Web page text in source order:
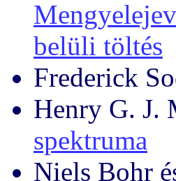
belüli töltés
Frederick
Henry G. J.
spektruma
Niels Bohr